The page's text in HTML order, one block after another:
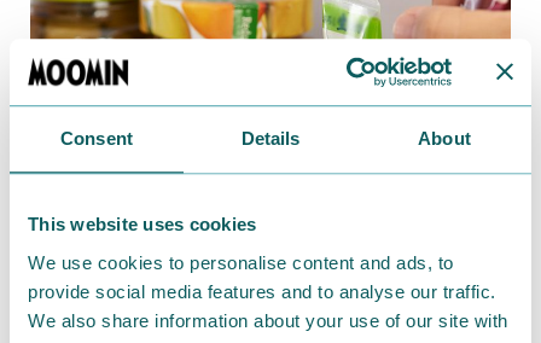
Consent Details About
This website uses cookies
We use cookies to personalise content and ads, to
provide social media features and to analyse our traffic.
We also share information about your use of our site with